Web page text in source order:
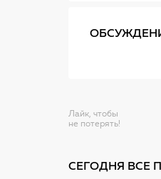
Лайк, чтобы
не потерять!
СЕГОДНЯ ВСЕ